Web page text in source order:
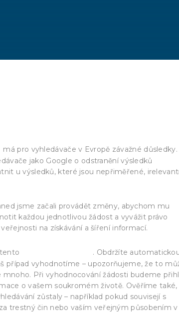
má pro vyhledávače v Evropě závažné důsledky.
jako Google o odstranění výsledků
u výsledků, které jsou nepřiměřené,
jsme začali provádět změny, abychom mu
každou jednotlivou žádost a vyvážit právo
na získávání a šíření informací.
. Obdržíte
případ vyhodnotíme – upozorňujeme, že to
Při vyhodnocování žádosti budeme
o vašem soukromém životě. Ověříme také,
zůstaly – například pokud souvisejí s
trestný čin nebo vaším veřejným působením v